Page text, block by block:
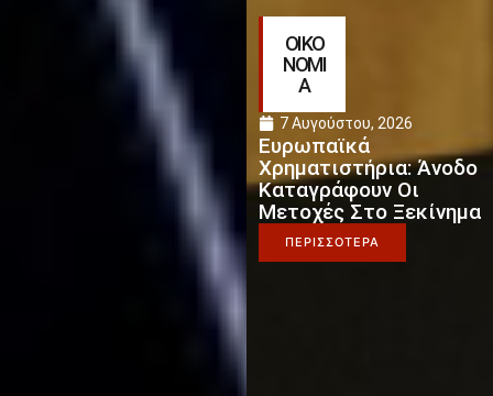
ΟΙΚΟ
ΝΟΜΙ
Α
7 Αυγούστου, 2026
Ευρωπαϊκά
Χρηματιστήρια: Άνοδο
Καταγράφουν Οι
Μετοχές Στο Ξεκίνημα
ΠΕΡΙΣΣΟΤΕΡΑ